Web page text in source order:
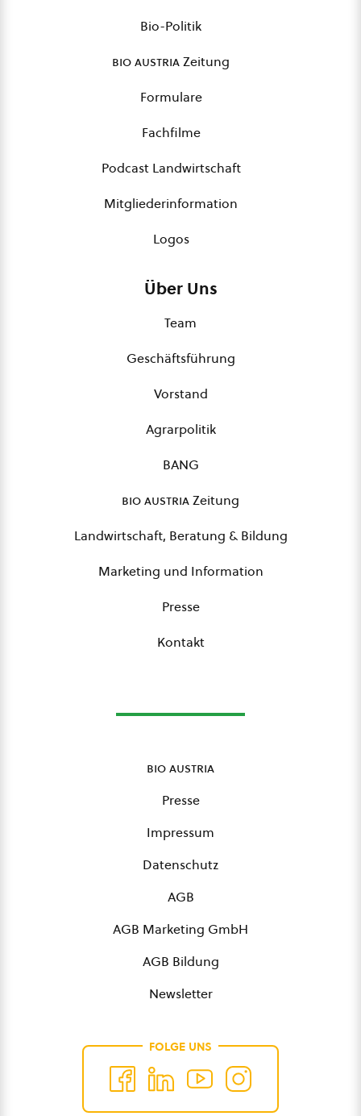
Bio-Politik
bio austriaZeitung
Formulare
Fachfilme
Podcast Landwirtschaft
Mitgliederinformation
Logos
Über Uns
Team
Geschäftsführung
Vorstand
Agrarpolitik
BANG
bio austriaZeitung
Landwirtschaft, Beratung & Bildung
Marketing und Information
Presse
Kontakt
bio austria
Presse
Impressum
Datenschutz
AGB
AGB Marketing GmbH
AGB Bildung
Newsletter
FOLGE UNS